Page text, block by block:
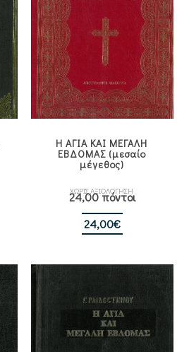
Η ΑΓΙΑ ΚΑΙ ΜΕΓΑΛΗ
ΕΒΔΟΜΑΣ (μεσαίο
μέγεθος)
ΧΩΡΙΣ ΑΞΙΟΛΟΓΗΣΗ
24,00 πόντοι
24,00€